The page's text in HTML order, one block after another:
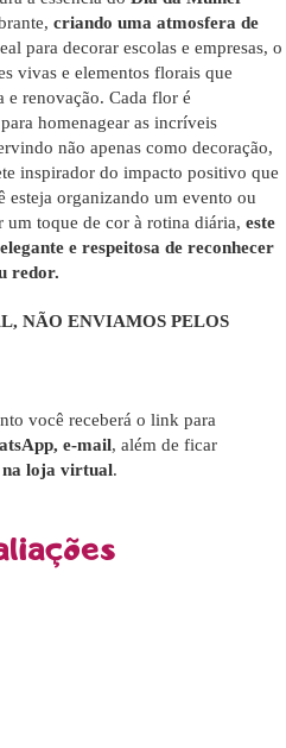
criando uma atmosfera de
para decorar escolas e empresas, o
vivas e elementos florais que
renovação. Cada flor é
homenagear as incríveis
não apenas como decoração,
inspirador do impacto positivo que
esteja organizando um evento ou
um toque de cor à rotina diária, este
e respeitosa de reconhecer
redor.
NÃO ENVIAMOS PELOS
você receberá o link para
e-mail, além de ficar
na loja virtual.